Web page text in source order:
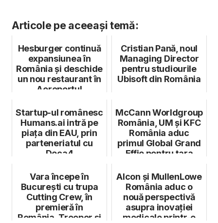
Articole pe aceeași temă:
Hesburger continuă
expansiunea în
România și deschide
un nou restaurant în
Aeroportul
Cristian Pană, noul
Managing Director
pentru studiourile
Ubisoft din România
Startup-ul românesc
Humans.ai intră pe
piața din EAU, prin
parteneriatul cu
Deca4
McCann Worldgroup
România, UM și KFC
România aduc
primul Global Grand
Effie pentru țara
Vara începe în
București cu trupa
Cutting Crew, în
premieră în
România, Trooper și
Alcon și MullenLowe
România aduc o
nouă perspectivă
asupra inovației
medicale printr-o